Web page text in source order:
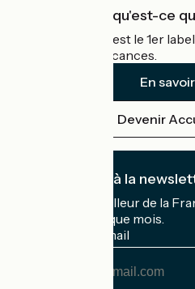
Accueil Vélo qu'est-ce
Accueil Vélo c'est le 1er
cyclistes en vacances.
En
Devenir
Je m'abonne à la
Recevez le meilleur de la
boîte mail chaque mois.
Mon adresse mail